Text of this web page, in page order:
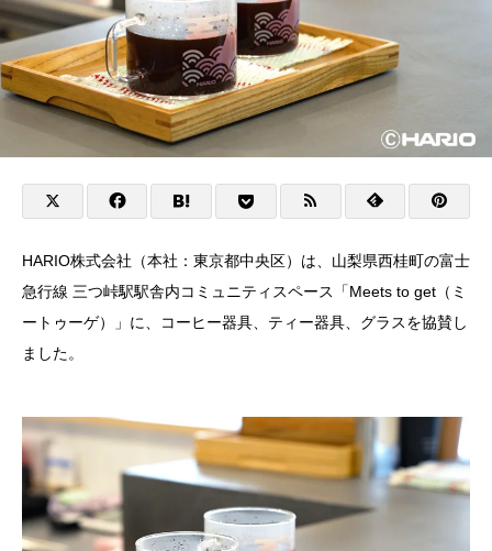
HARIO株式会社（本社：東京都中央区）は、山梨県西桂町の富士
急行線 三つ峠駅駅舎内コミュニティスペース「Meets to get（ミ
ートゥーゲ）」に、コーヒー器具、ティー器具、グラスを協賛し
ました。